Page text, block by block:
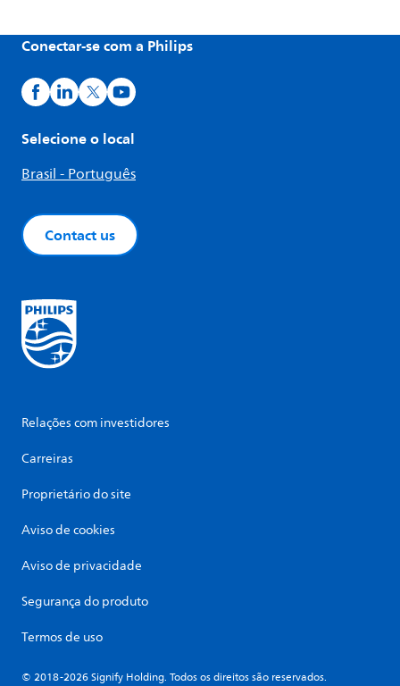
Conectar-se com a Philips
Selecione o local
Brasil - Português
Contact us
Relações com investidores
Carreiras
Proprietário do site
Aviso de cookies
Aviso de privacidade
Segurança do produto
Termos de uso
© 2018-2026 Signify Holding. Todos os direitos são reservados.